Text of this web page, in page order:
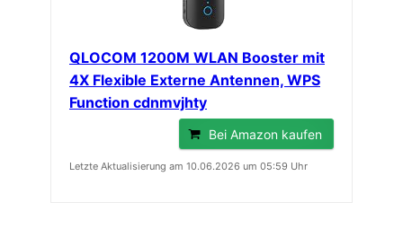
QLOCOM 1200M WLAN Booster mit
4X Flexible Externe Antennen, WPS
Function cdnmvjhty
Bei Amazon kaufen
Letzte Aktualisierung am 10.06.2026 um 05:59 Uhr